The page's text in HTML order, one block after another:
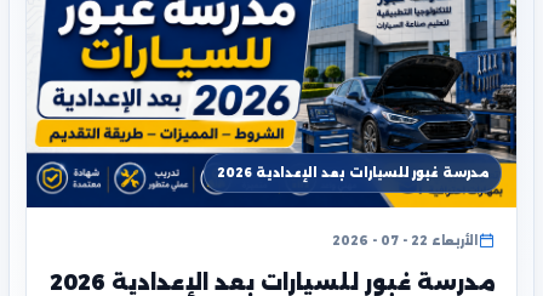
مدرسة غبور للسيارات بعد الإعدادية 2026
الأربعاء 22 - 07 - 2026
مدرسة غبور للسيارات بعد الإعدادية 2026